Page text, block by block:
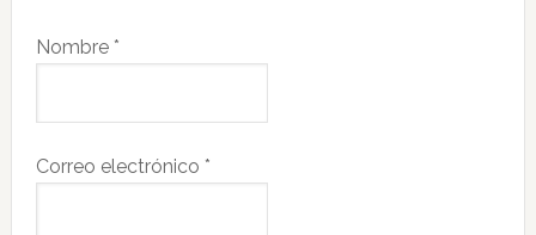
Nombre *
Correo electrónico *